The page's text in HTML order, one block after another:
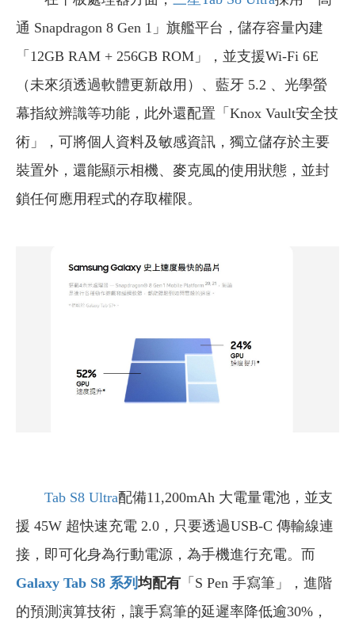
通 Snapdragon 8 Gen 1」旗艦平台，儲存容量內建
「12GB RAM + 256GB ROM」，並支援Wi-Fi 6E
（未來須透過軟體更新啟用）、藍牙 5.2 、光學螢
幕指紋辨識等功能，此外還配置「Knox Vault安全技
術」，可將個人資料及敏感資訊，獨立儲存於主要
裝置外，還能顯示相機、麥克風的使用狀態，並封
鎖任何應用程式的存取權限。
Tab S8 Ultra配備11,200mAh 大電量電池，並支
援 45W 超快速充電 2.0，只要透過USB-C 傳輸線連
接，即可化身為行動電源，為手機進行充電。而
Galaxy Tab S8 系列均配有 「S Pen 手寫筆」，進階
的預測演算技術，讓手寫筆的延遲率降低逾30%，